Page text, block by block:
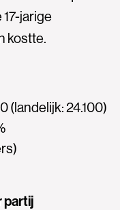
jarige
kostte.
(landelijk: 24.100)
partij